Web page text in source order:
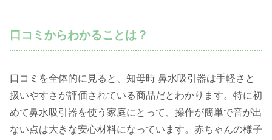
口コミからわかることは？
口コミを全体的に見ると、知母時 鼻水吸引器は手軽さと
扱いやすさが評価されている商品だとわかります。特に初
めて鼻水吸引器を使う家庭にとって、操作が簡単で音が出
ない点は大きな安心材料になっています。赤ちゃんの様子